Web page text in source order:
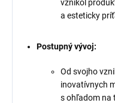
vznikol
a esteticky
Postupný vývoj:
Od svojho
inovatívnych
s ohľadom na